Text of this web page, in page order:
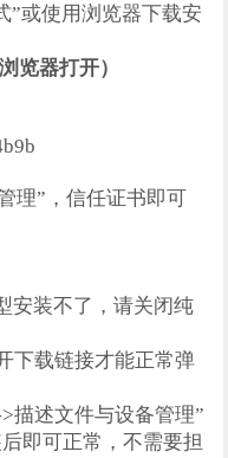
”或使用浏览器下载安
览器打开）
理”，信任证书即可
安装不了，请关闭纯
下载链接才能正常弹
描述文件与设备管理”
即可正常，不需要担